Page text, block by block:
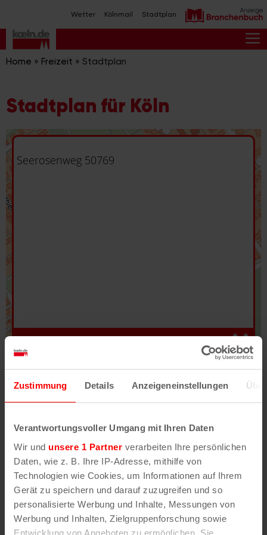
Zustimmung Details Anzeigeneinstellungen
Verantwortungsvoller Umgang mit Ihren Daten
Wir und unsere 1 Partner verarbeiten Ihre persönlichen
Daten, wie z. B. Ihre IP-Adresse, mithilfe von
Technologien wie Cookies, um Informationen auf Ihrem
Gerät zu speichern und darauf zuzugreifen und so
personalisierte Werbung und Inhalte, Messungen von
Werbung und Inhalten, Zielgruppenforschung sowie
Entwicklung von Angeboten zu ermöglichen. Sie
Inhalt
springen
Wetter Kölnmail Stadtplan
Home » Freizeit » Stadtplan
Stadtplan für Köln
Fehler/Problem melden
Darstellung des RVR-Kartenwerks
Stadtplanwerk
erhältst Du unsere koeln.de-Karte mit vielen
weiteren Details wie z.B. Hausnummern.
Unser Stadtplan basiert auf Daten des
OpenStreetMap
-Projekts (
© OpenStreetMap
Mitwirkende
) und von OpenCycleMap.org